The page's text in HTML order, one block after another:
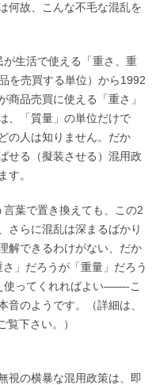
何故、こんな不毛な混乱を
生活で使える「重さ、重
を売買する単位）から1992
品売買に使える「重さ」
、「質量」の単位だけで
の人は知りません。だか
せる（擬装させる）混用政
す。
葉で置き換えても、この2
さらに混乱は深まるばかり
解できるわけがない、だか
」だろうが「重量」だろう
使ってくれればよい——-こ
音のようです。（詳細は、
下さい。）
視の横暴な混用政策は、即